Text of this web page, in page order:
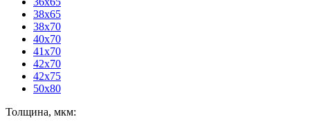
38x65
38x70
40x70
41x70
42x70
42x75
50x80
Толщина, мкм: